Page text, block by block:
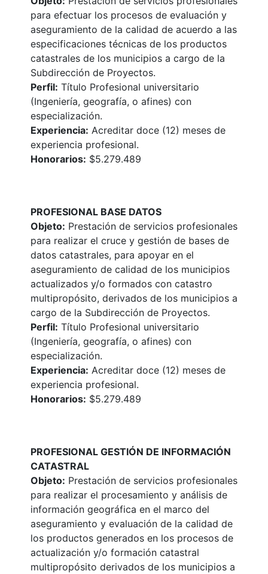
para efectuar los procesos de evaluación y
aseguramiento de la calidad de acuerdo a las
especificaciones técnicas de los productos
catastrales de los municipios a cargo de la
Subdirección de Proyectos.
Perfil: Título Profesional universitario
(Ingeniería, geografía, o afines) con
especialización.
Experiencia: Acreditar doce (12) meses de
experiencia profesional.
Honorarios: $5.279.489
PROFESIONAL BASE DATOS
Objeto: Prestación de servicios profesionales
para realizar el cruce y gestión de bases de
datos catastrales, para apoyar en el
aseguramiento de calidad de los municipios
actualizados y/o formados con catastro
multipropósito, derivados de los municipios a
cargo de la Subdirección de Proyectos.
Perfil: Título Profesional universitario
(Ingeniería, geografía, o afines) con
especialización.
Experiencia: Acreditar doce (12) meses de
experiencia profesional.
Honorarios: $5.279.489
PROFESIONAL GESTIÓN DE INFORMACIÓN
CATASTRAL
Objeto: Prestación de servicios profesionales
para realizar el procesamiento y análisis de
información geográfica en el marco del
aseguramiento y evaluación de la calidad de
los productos generados en los procesos de
actualización y/o formación catastral
multipropósito derivados de los municipios a